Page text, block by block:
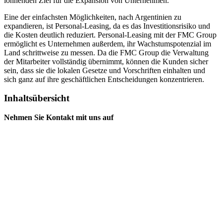
Eine der einfachsten Möglichkeiten, nach Argentinien zu
expandieren, ist Personal-Leasing, da es das Investitionsrisiko und
die Kosten deutlich reduziert. Personal-Leasing mit der FMC Group
ermöglicht es Unternehmen außerdem, ihr Wachstumspotenzial im
Land schrittweise zu messen. Da die FMC Group die Verwaltung
der Mitarbeiter vollständig übernimmt, können die Kunden sicher
sein, dass sie die lokalen Gesetze und Vorschriften einhalten und
sich ganz auf ihre geschäftlichen Entscheidungen konzentrieren.
Inhaltsübersicht
Nehmen Sie Kontakt mit uns auf